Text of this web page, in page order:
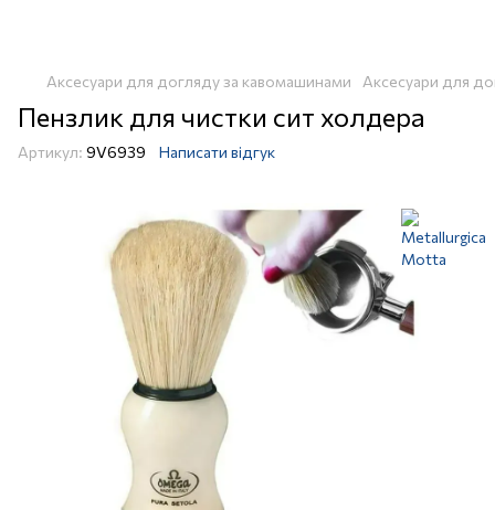
Аксесуари для догляду за кавомашинами Аксесуари для
Пензлик для чистки сит холдера
Артикул: 9V6939 Написати відгук